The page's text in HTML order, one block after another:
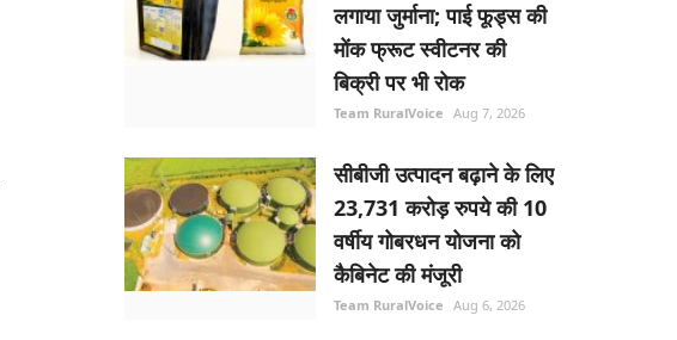
लगाया जुर्माना; पाई फूड्स की
मोंक फ्रूट स्वीटनर की
बिक्री पर भी रोक
Team RuralVoice Aug 7, 2026
सीबीजी उत्पादन बढ़ाने के लिए
23,731 करोड़ रुपये की 10
वर्षीय गोबरधन योजना को
कैबिनेट की मंजूरी
Team RuralVoice Aug 6, 2026